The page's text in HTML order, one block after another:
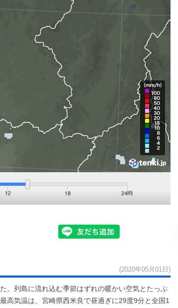
(2020年05月01日)
。列島に流れ込む季節はずれの暖かい空気とたっぷ
高気温は、宮崎県西米良で昼過ぎに29度9分と全国1